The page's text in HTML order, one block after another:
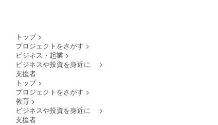
トップ >
プロジェクトをさがす >
ビジネス・起業 >
ビジネスや投資を身近に
>
支援者
トップ >
プロジェクトをさがす >
教育 >
ビジネスや投資を身近に
>
支援者